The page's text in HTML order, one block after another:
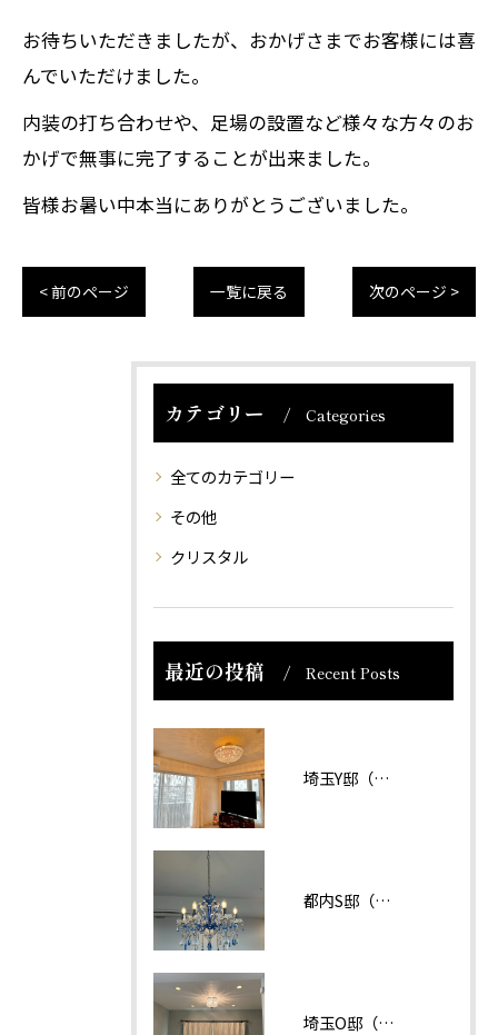
お待ちいただきましたが、おかげさまでお客様には喜
んでいただけました。
内装の打ち合わせや、足場の設置など様々な方々のお
かげで無事に完了することが出来ました。
皆様お暑い中本当にありがとうございました。
< 前のページ 一覧に戻る 次のページ >
カテゴリー Categories
全てのカテゴリー
その他
クリスタル
最近の投稿 Recent Posts
埼玉Y邸（マンション）
都内S邸（マンション）
埼玉O邸（戸建て）